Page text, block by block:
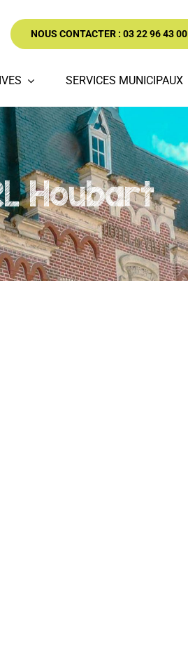
NOUS CONTACTER : 03 22 96 43 00
SERVICES MUNICIPAUX
Houbart